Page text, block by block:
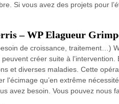
Si vous avez des projets pour
– WP Elagueur
de croissance, traitement…)
créer suite à
et diverses maladies. Cette
l'écimage qu’en extrême
avez besoin. Vous pouvez nous